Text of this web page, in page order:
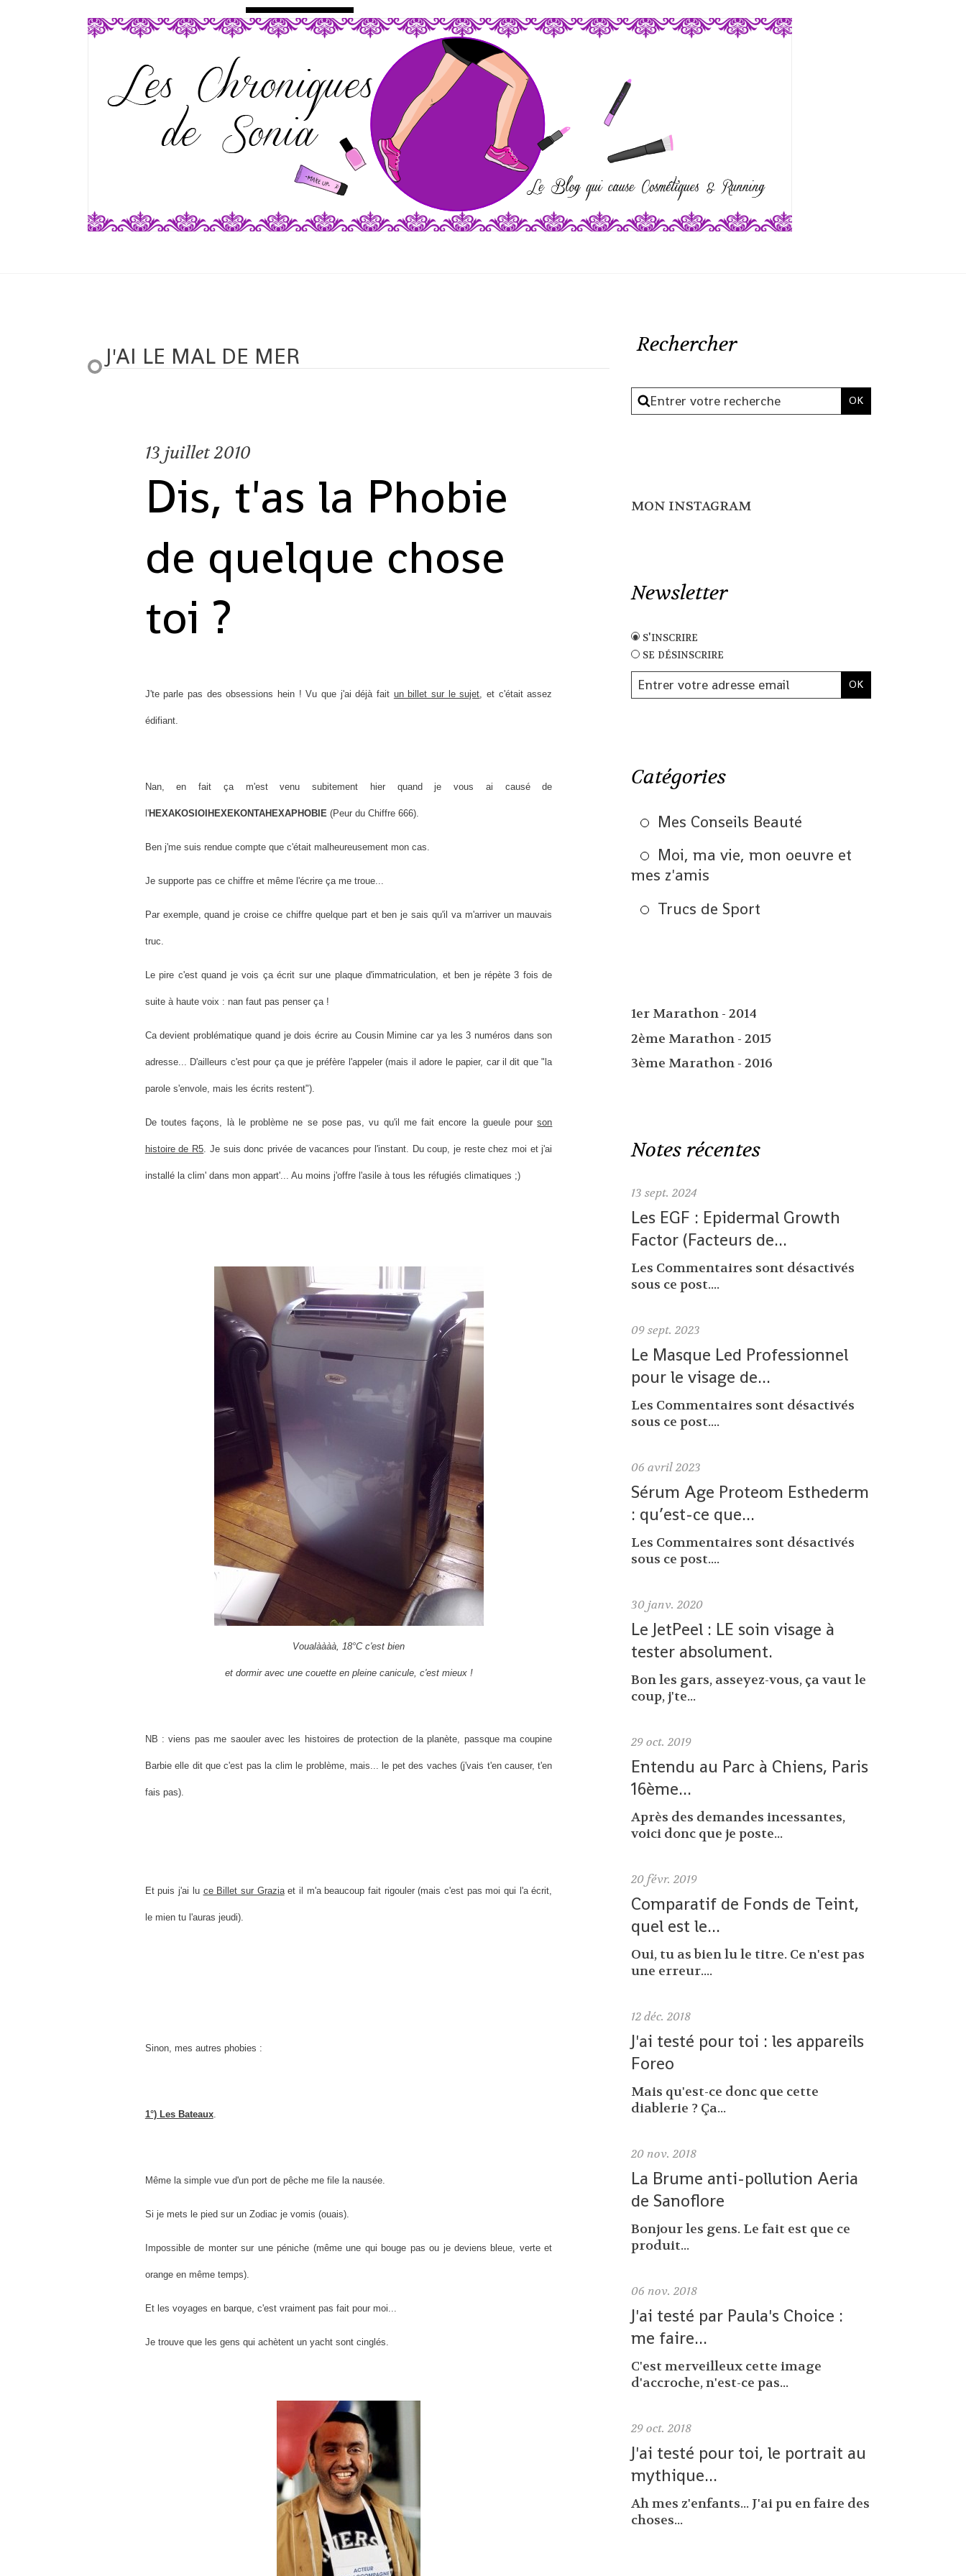
J'AI LE MAL DE MER
13 juillet 2010
Dis, t'as la Phobie
de quelque chose
toi ?
J'te parle pas des obsessions hein ! Vu que j'ai déjà fait un billet sur le sujet , et c'était assez
édifiant.
Nan, en fait ça m'est venu subitement hier quand je vous ai causé de
l'HEXAKOSIOIHEXEKONTAHEXAPHOBIE (Peur du Chiffre 666).
Ben j'me suis rendue compte que c'était malheureusement mon cas.
Je supporte pas ce chiffre et même l'écrire ça me troue...
Par exemple, quand je croise ce chiffre quelque part et ben je sais qu'il va m'arriver un mauvais
truc.
Le pire c'est quand je vois ça écrit sur une plaque d'immatriculation, et ben je répète 3 fois de
suite à haute voix : nan faut pas penser ça !
Ca devient problématique quand je dois écrire au Cousin Mimine car ya les 3 numéros dans son
adresse... D'ailleurs c'est pour ça que je préfère l'appeler (mais il adore le papier, car il dit que "la
parole s'envole, mais les écrits restent").
De toutes façons, là le problème ne se pose pas, vu qu'il me fait encore la gueule pourson
histoire de R5 . Je suis donc privée de vacances pour l'instant. Du coup, je reste chez moi et j'ai
installé la clim' dans mon appart'... Au moins j'offre l'asile à tous les réfugiés climatiques ;)
Voualàààà, 18°C c'est bien
et dormir avec une couette en pleine canicule, c'est mieux !
NB : viens pas me saouler avec les histoires de protection de la planète, passque ma coupine
Barbie elle dit que c'est pas la clim le problème, mais... le pet des vaches (j'vais t'en causer, t'en
fais pas).
Et puis j'ai lu ce Billet sur Graziaet il m'a beaucoup fait rigouler (mais c'est pas moi qui l'a écrit,
le mien tu l'auras jeudi).
Sinon, mes autres phobies :
1°) Les Bateaux.
Même la simple vue d'un port de pêche me file la nausée.
Si je mets le pied sur un Zodiac je vomis (ouais).
Impossible de monter sur une péniche (même une qui bouge pas ou je deviens bleue, verte et
orange en même temps).
Et les voyages en barque, c'est vraiment pas fait pour moi...
Je trouve que les gens qui achètent un yacht sont cinglés.
Rechercher
MON INSTAGRAM
Newsletter
s'inscrire
se désinscrire
Catégories
Mes Conseils Beauté
Moi, ma vie, mon oeuvre et
mes z'amis
Trucs de Sport
1er Marathon - 2014
2ème Marathon - 2015
3ème Marathon - 2016
Notes récentes
13 sept. 2024
Les EGF : Epidermal Growth
Factor (Facteurs de...
Les Commentaires sont désactivés
sous ce post....
09 sept. 2023
Le Masque Led Professionnel
pour le visage de...
Les Commentaires sont désactivés
sous ce post....
06 avril 2023
Sérum Age Proteom Esthederm
: qu’est-ce que...
Les Commentaires sont désactivés
sous ce post....
30 janv. 2020
Le JetPeel : LE soin visage à
tester absolument.
Bon les gars, asseyez-vous, ça vaut le
coup, j'te...
29 oct. 2019
Entendu au Parc à Chiens, Paris
16ème...
Après des demandes incessantes,
voici donc que je poste...
20 févr. 2019
Comparatif de Fonds de Teint,
quel est le...
Oui, tu as bien lu le titre. Ce n'est pas
une erreur....
12 déc. 2018
J'ai testé pour toi : les appareils
Foreo
Mais qu'est-ce donc que cette
diablerie ? Ça...
20 nov. 2018
La Brume anti-pollution Aeria
de Sanoflore
Bonjour les gens. Le fait est que ce
produit...
06 nov. 2018
J'ai testé par Paula's Choice :
me faire...
C'est merveilleux cette image
d'accroche, n'est-ce pas...
29 oct. 2018
J'ai testé pour toi, le portrait au
mythique...
Ah mes z'enfants... J'ai pu en faire des
choses...